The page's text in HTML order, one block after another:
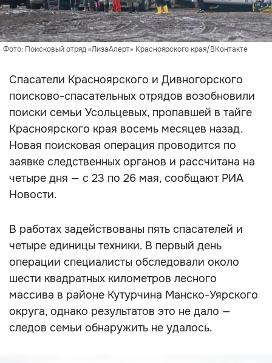
Фото: Поисковый отряд «ЛизаАлерт» Красноярского края/ВКонтакте
Спасатели Красноярского и Дивногорского
поисково-спасательных отрядов возобновили
поиски семьи Усольцевых, пропавшей в тайге
Красноярского края восемь месяцев назад.
Новая поисковая операция проводится по
заявке следственных органов и рассчитана на
четыре дня — с 23 по 26 мая, сообщают РИА
Новости.
В работах задействованы пять спасателей и
четыре единицы техники. В первый день
операции специалисты обследовали около
шести квадратных километров лесного
массива в районе Кутурчина Манско-Уярского
округа, однако результатов это не дало —
следов семьи обнаружить не удалось.